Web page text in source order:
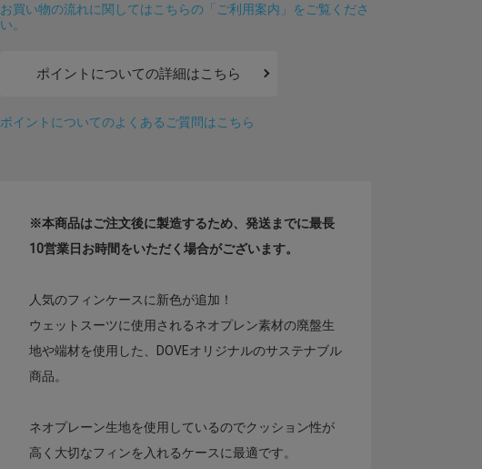
お買い物の流れに関してはこちらの「ご利用案内」をご覧くださ
い。
ポイントについての詳細はこちら
ポイントについてのよくあるご質問はこちら
※本商品はご注文後に製造するため、発送までに最長
10営業日お時間をいただく場合がございます。
人気のフィンケースに新色が追加！
ウェットスーツに使用されるネオプレン素材の廃盤生
地や端材を使用した、DOVEオリジナルのサステナブル
商品。
ネオプレーン生地を使用しているのでクッション性が
高く大切なフィンを入れるケースに最適です。